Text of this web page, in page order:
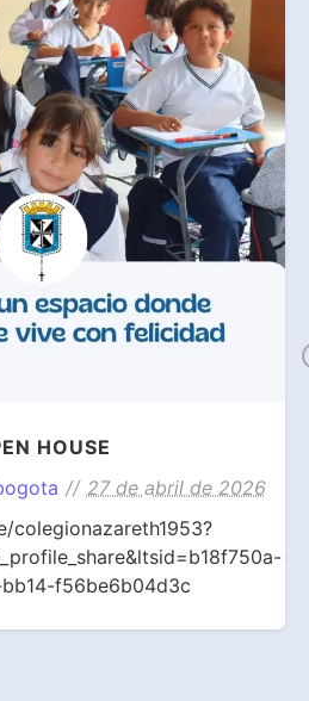
HOUSE
27 de abril de 2026
colegionazareth1953?
f56be6b04d3c